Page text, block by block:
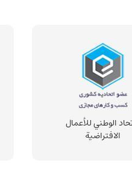
الوطني للأعمال
الافتراضية